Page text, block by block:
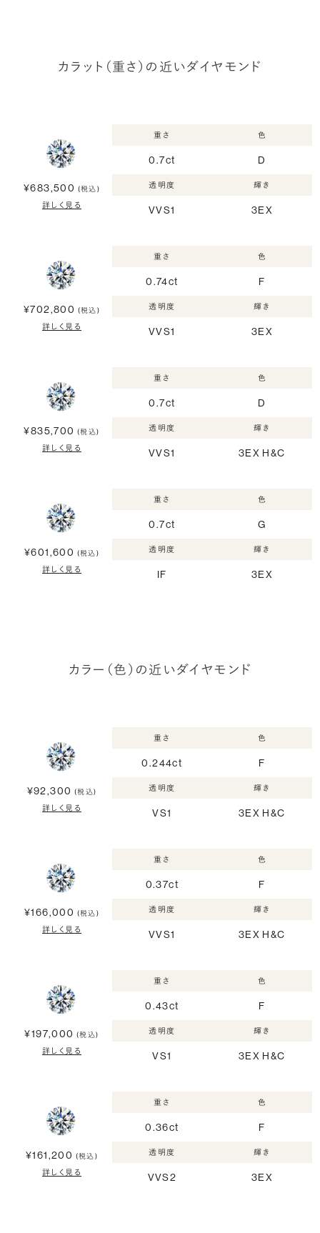
カラット（重さ）の近いダイヤモンド
¥683,500 (税込)
詳しく見る
重さ
0.7ct
色
D
透明度
VVS1
輝き
3EX
¥702,800 (税込)
詳しく見る
重さ
0.74ct
色
F
透明度
VVS1
輝き
3EX
¥835,700 (税込)
詳しく見る
重さ
0.7ct
色
D
透明度
VVS1
輝き
3EX H&C
¥601,600 (税込)
詳しく見る
重さ
0.7ct
色
G
透明度
IF
輝き
3EX
カラー（色）の近いダイヤモンド
¥92,300 (税込)
詳しく見る
重さ
0.244ct
色
F
透明度
VS1
輝き
3EX H&C
¥166,000 (税込)
詳しく見る
重さ
0.37ct
色
F
透明度
VVS1
輝き
3EX H&C
¥197,000 (税込)
詳しく見る
重さ
0.43ct
色
F
透明度
VS1
輝き
3EX H&C
¥161,200 (税込)
詳しく見る
重さ
0.36ct
色
F
透明度
VVS2
輝き
3EX